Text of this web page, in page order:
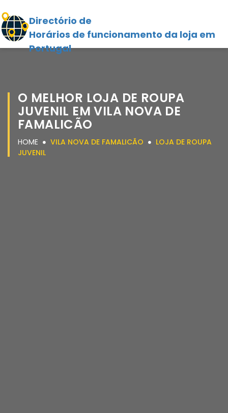
Directório de
Horários de funcionamento da loja em
Portugal
O MELHOR LOJA DE ROUPA
JUVENIL EM VILA NOVA DE
FAMALICÃO
HOME VILA NOVA DE FAMALICÃO
LOJA DE ROUPA
JUVENIL